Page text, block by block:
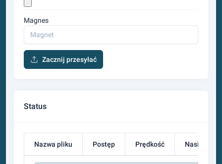
Magnes
Zacznij przesyłać
Status
Nazwa pliku Postęp Prędkość Nasionko